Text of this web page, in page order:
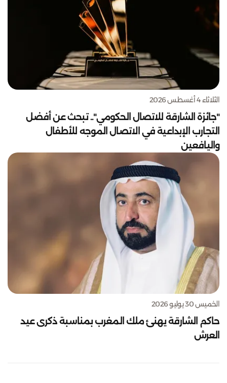
الثلاثاء 4 أغسطس 2026
"جائزة الشارقة للاتصال الحكومي".. تبحث عن أفضل
التجارب الإبداعية في الاتصال الموجه للأطفال
واليافعين
الخميس 30 يوليو 2026
حاكم الشارقة يهنئ ملك المغرب بمناسبة ذكرى عيد
العرش